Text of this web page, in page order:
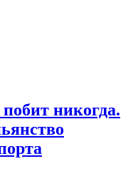
побит никогда.